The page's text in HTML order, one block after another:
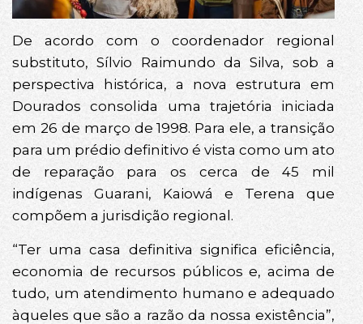
De acordo com o coordenador regional
substituto, Sílvio Raimundo da Silva, sob a
perspectiva histórica, a nova estrutura em
Dourados consolida uma trajetória iniciada
em 26 de março de 1998. Para ele, a transição
para um prédio definitivo é vista como um ato
de reparação para os cerca de 45 mil
indígenas Guarani, Kaiowá e Terena que
compõem a jurisdição regional.
“Ter uma casa definitiva significa eficiência,
economia de recursos públicos e, acima de
tudo, um atendimento humano e adequado
àqueles que são a razão da nossa existência”,